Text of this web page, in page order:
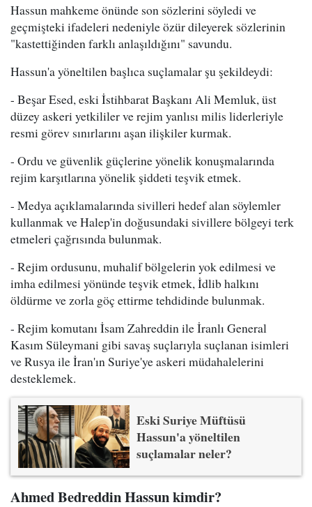
Hassun mahkeme önünde son sözlerini söyledi ve
geçmişteki ifadeleri nedeniyle özür dileyerek sözlerinin
"kastettiğinden farklı anlaşıldığını" savundu.
Hassun'a yöneltilen başlıca suçlamalar şu şekildeydi:
- Beşar Esed, eski İstihbarat Başkanı Ali Memluk, üst
düzey askeri yetkililer ve rejim yanlısı milis liderleriyle
resmi görev sınırlarını aşan ilişkiler kurmak.
- Ordu ve güvenlik güçlerine yönelik konuşmalarında
rejim karşıtlarına yönelik şiddeti teşvik etmek.
- Medya açıklamalarında sivilleri hedef alan söylemler
kullanmak ve Halep'in doğusundaki sivillere bölgeyi terk
etmeleri çağrısında bulunmak.
- Rejim ordusunu, muhalif bölgelerin yok edilmesi ve
imha edilmesi yönünde teşvik etmek, İdlib halkını
öldürme ve zorla göç ettirme tehdidinde bulunmak.
- Rejim komutanı İsam Zahreddin ile İranlı General
Kasım Süleymani gibi savaş suçlarıyla suçlanan isimleri
ve Rusya ile İran'ın Suriye'ye askeri müdahalelerini
desteklemek.
Eski Suriye Müftüsü
Hassun'a yöneltilen
suçlamalar neler?
Ahmed Bedreddin Hassun kimdir?